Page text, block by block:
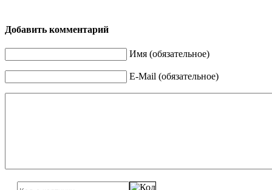
Добавить комментарий
Имя (обязательное)
E-Mail (обязательное)